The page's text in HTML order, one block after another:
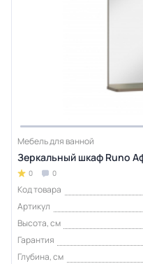
Мебель для ванной
Зеркальный шкаф Runo
0 0
Код товара
Артикул
Высота, см
Гарантия
Глубина, см